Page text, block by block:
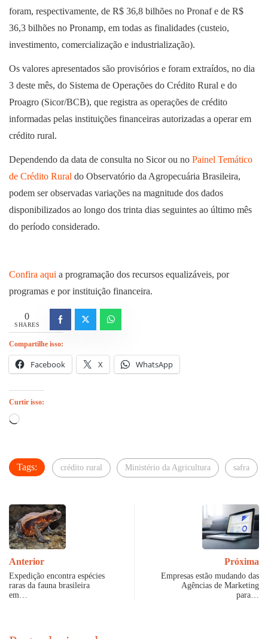
foram, respectivamente, de R$ 36,8 bilhões no Pronaf e de R$
36,3 bilhões no Pronamp, em todas as finalidades (custeio,
investimento, comercialização e industrialização).
Os valores apresentados são provisórios e foram extraídos, no dia
3 deste mês, do Sistema de Operações do Crédito Rural e do
Proagro (Sicor/BCB), que registra as operações de crédito
informadas pelas instituições financeiras autorizadas a operar em
crédito rural.
Dependendo da data de consulta no Sicor ou no Painel Temático
de Crédito Rural do Observatório da Agropecuária Brasileira,
podem ser observadas variações na magnitude dos dados
disponibilizados ao longo dos trinta dias seguintes ao último mês
do período considerado.
Confira aqui a programação dos recursos equalizáveis, por
programas e por instituição financeira.
0
SHARES
Compartilhe isso:
Facebook X WhatsApp
Curtir isso:
Carregando...
Tags: crédito rural Ministério da Agricultura safra
Anterior
Expedição encontra espécies
raras da fauna brasileira
em…
Próxima
Empresas estão mudando das
Agências de Marketing
para…